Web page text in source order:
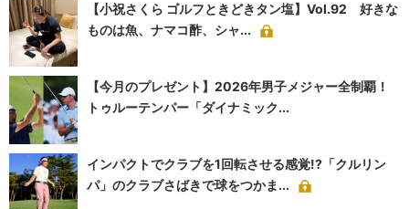
【小祝さくら ゴルフときどきタン塩】Vol.92 好きな
ものは魚、ナマコ酢、シャ...
【今月のプレゼント】2026年男子メジャー全制覇！
トゥルーテンパー「ダイナミック...
インパクトでクラブを1回転させる感覚!?「クルリン
パ」のクラブさばきで球をつかま...